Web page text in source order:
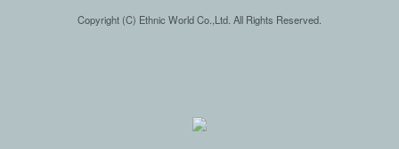
Copyright (C) Ethnic World Co.,Ltd. All Rights Reserved.